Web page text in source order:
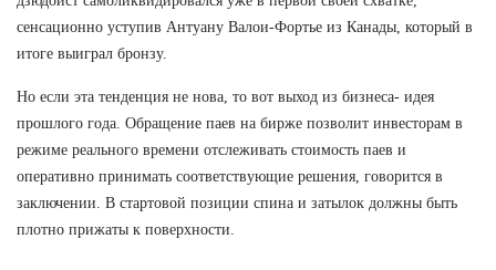
сенсационно уступив Антуану Валои-Фортье из Канады, который в
итоге выиграл бронзу.
Но если эта тенденция не нова, то вот выход из бизнеса- идея
прошлого года. Обращение паев на бирже позволит инвесторам в
режиме реального времени отслеживать стоимость паев и
оперативно принимать соответствующие решения, говорится в
заключении. В стартовой позиции спина и затылок должны быть
плотно прижаты к поверхности.